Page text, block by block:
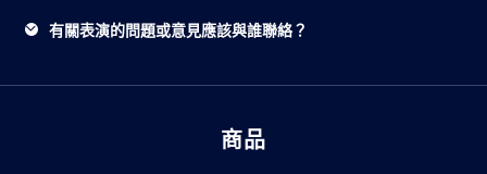
有關表演的問題或意見應該與誰聯絡？
商品